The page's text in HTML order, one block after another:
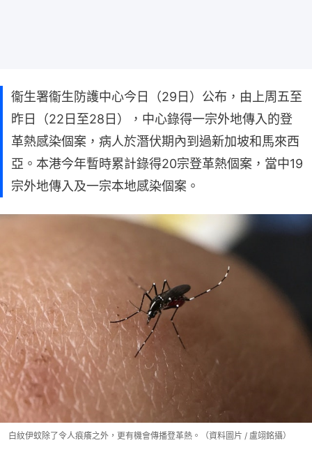
衞生署衞生防護中心今日（29日）公布，由上周五至
昨日（22日至28日），中心錄得一宗外地傳入的登
革熱感染個案，病人於潛伏期內到過新加坡和馬來西
亞。本港今年暫時累計錄得20宗登革熱個案，當中19
宗外地傳入及一宗本地感染個案。
白紋伊蚊除了令人痕癢之外，更有機會傳播登革熱。（資料圖片 / 盧翊銘攝）